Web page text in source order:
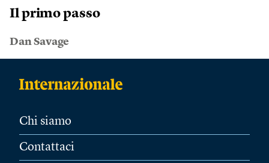
Il primo passo
Dan Savage
Chi siamo
Contattaci